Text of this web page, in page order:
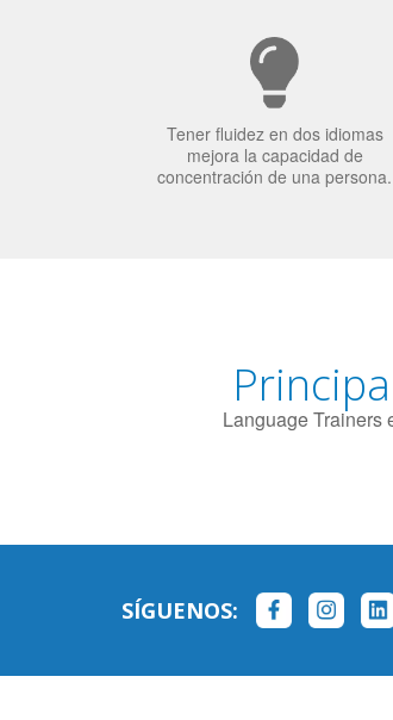
Tener fluidez en dos idiomas
mejora la capacidad de
concentración de una persona.
Language Trainers
SÍGUENOS: